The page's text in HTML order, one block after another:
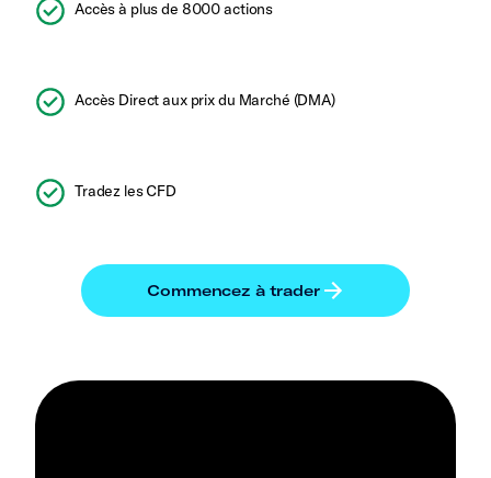
Accès à plus de 8000 actions
Accès Direct aux prix du Marché (DMA)
Tradez les CFD